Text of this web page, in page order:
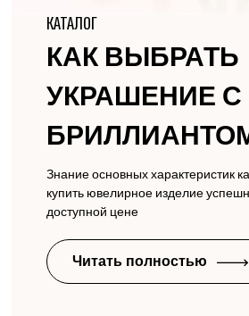
КАТАЛОГ
КАК ВЫБРАТЬ
УКРАШЕНИЕ С
Знание основных характеристик
купить ювелирное изделие
доступной цене
Читать полностью